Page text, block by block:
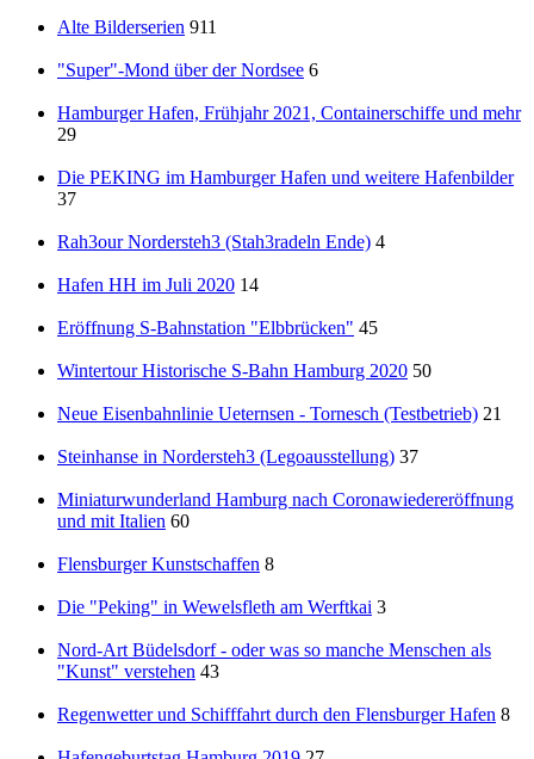
Alte Bilderserien 911
"Super"-Mond über der Nordsee 6
Hamburger Hafen, Frühjahr 2021, Containerschiffe und mehr
29
Die PEKING im Hamburger Hafen und weitere Hafenbilder
37
Rah3our Nordersteh3 (Stah3radeln Ende) 4
Hafen HH im Juli 2020 14
Eröffnung S-Bahnstation "Elbbrücken" 45
Wintertour Historische S-Bahn Hamburg 2020 50
Neue Eisenbahnlinie Ueternsen - Tornesch (Testbetrieb) 21
Steinhanse in Nordersteh3 (Legoausstellung) 37
Miniaturwunderland Hamburg nach Coronawiedereröffnung
und mit Italien 60
Flensburger Kunstschaffen 8
Die "Peking" in Wewelsfleth am Werftkai 3
Nord-Art Büdelsdorf - oder was so manche Menschen als
"Kunst" verstehen 43
Regenwetter und Schifffahrt durch den Flensburger Hafen 8